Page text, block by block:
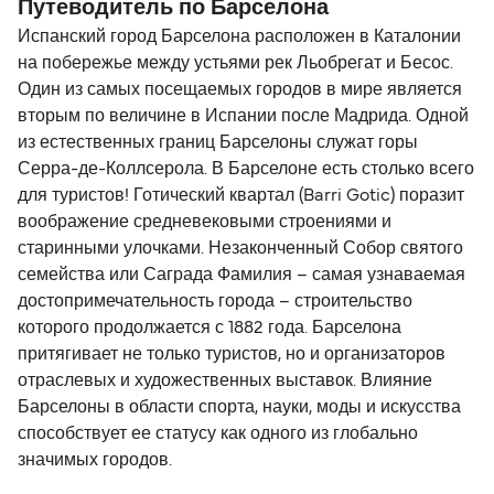
мы отлично поужинали. На внешней палубе можно
было наблюдать красивые пейзажи. Мы считаем, что
подтверждение бронирования может быть улучшено
добавлением адреса терминала, знаком компании и
небольшой карты (у нас были трудности с
нахождением терминала). Мы бы снова
путешествовали с Grandi Navi Veloci.
на самолёте.
Путеводитель по Барселона
Испанский город Барселона расположен в Каталонии
на побережье между устьями рек Льобрегат и Бесос.
Один из самых посещаемых городов в мире является
вторым по величине в Испании после Мадрида. Одной
из естественных границ Барселоны служат горы
Серра-де-Коллсерола. В Барселоне есть столько всего
для туристов! Готический квартал (Barri Gotic) поразит
воображение средневековыми строениями и
старинными улочками. Незаконченный Собор святого
семейства или Саграда Фамилия – самая узнаваемая
достопримечательность города – строительство
которого продолжается с 1882 года. Барселона
притягивает не только туристов, но и организаторов
отраслевых и художественных выставок. Влияние
Барселоны в области спорта, науки, моды и искусства
способствует ее статусу как одного из глобально
значимых городов.